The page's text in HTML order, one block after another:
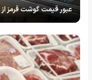
عبور قیمت گوشت قرمز